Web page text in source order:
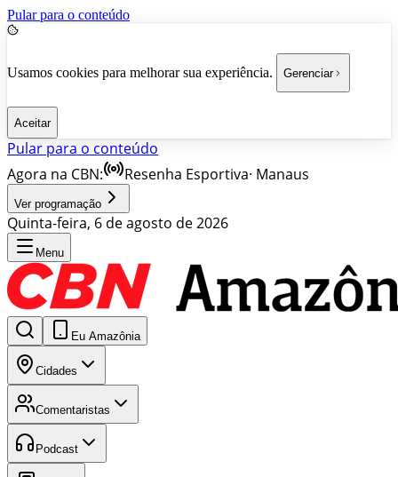
Pular para o conteúdo
Usamos cookies para melhorar sua experiência. Gerenciar
Aceitar
Pular para o conteúdo
Agora na CBN:
Resenha Esportiva· Manaus
Ver programação
Quinta-feira, 6 de agosto de 2026
Menu
Eu Amazônia
Cidades
Comentaristas
Podcast